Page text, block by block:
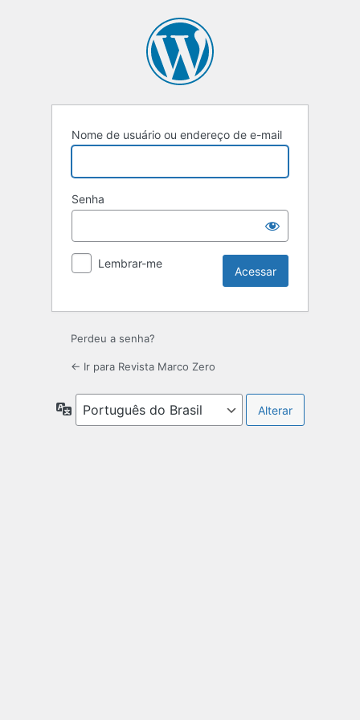
Nome de usuário ou endereço de e-mail
Senha
Lembrar-me
Perdeu a senha?
← Ir para Revista Marco Zero
Idioma